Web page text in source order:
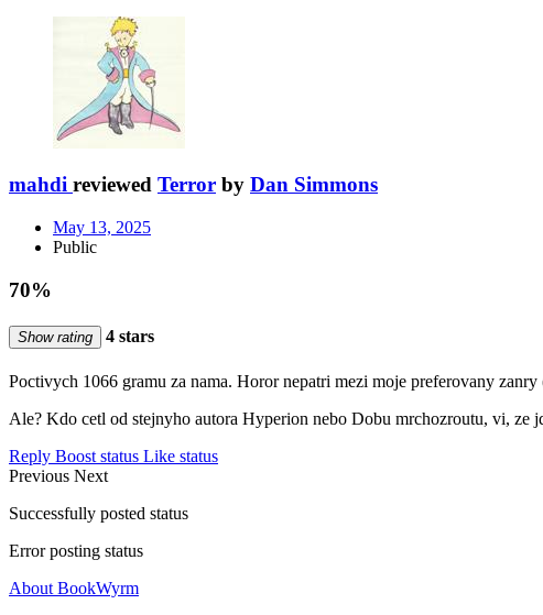
mahdi reviewed Terror by Dan Simmons
May 13, 2025
Public
70%
Show rating 4 stars
Poctivych 1066 gramu za nama. Horor nepatri mezi moje preferovany
Ale? Kdo cetl od stejnyho autora Hyperion nebo Dobu mrchozroutu, vi, ze
Reply Boost status Like status
Previous Next
Successfully posted status
Error posting status
About BookWyrm